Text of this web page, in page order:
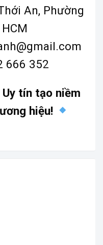
An, Phường
666 352
tín tạo niềm
hiệu!